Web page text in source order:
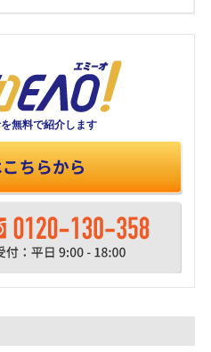
無料で紹介します